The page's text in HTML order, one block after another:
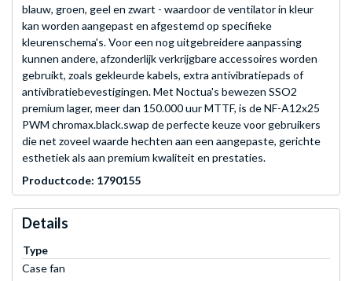
blauw, groen, geel en zwart - waardoor de ventilator in kleur
kan worden aangepast en afgestemd op specifieke
kleurenschema's. Voor een nog uitgebreidere aanpassing
kunnen andere, afzonderlijk verkrijgbare accessoires worden
gebruikt, zoals gekleurde kabels, extra antivibratiepads of
antivibratiebevestigingen. Met Noctua's bewezen SSO2
premium lager, meer dan 150.000 uur MTTF, is de NF-A12x25
PWM chromax.black.swap de perfecte keuze voor gebruikers
die net zoveel waarde hechten aan een aangepaste, gerichte
esthetiek als aan premium kwaliteit en prestaties.
Productcode: 1790155
Details
Type
Case fan